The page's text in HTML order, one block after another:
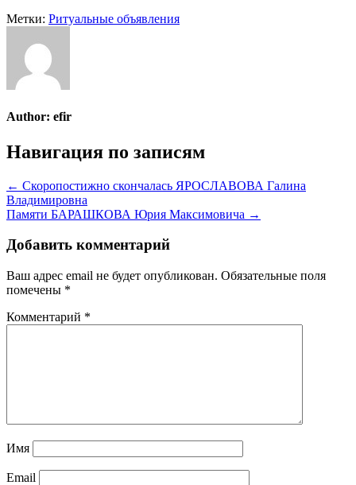
Метки: Ритуальные объявления
Author: efir
Навигация по записям
← Скоропостижно скончалась ЯРОСЛАВОВА Галина
Владимировна
Памяти БАРАШКОВА Юрия Максимовича →
Добавить комментарий
Ваш адрес email не будет опубликован. Обязательные поля
помечены *
Комментарий *
Имя
Email